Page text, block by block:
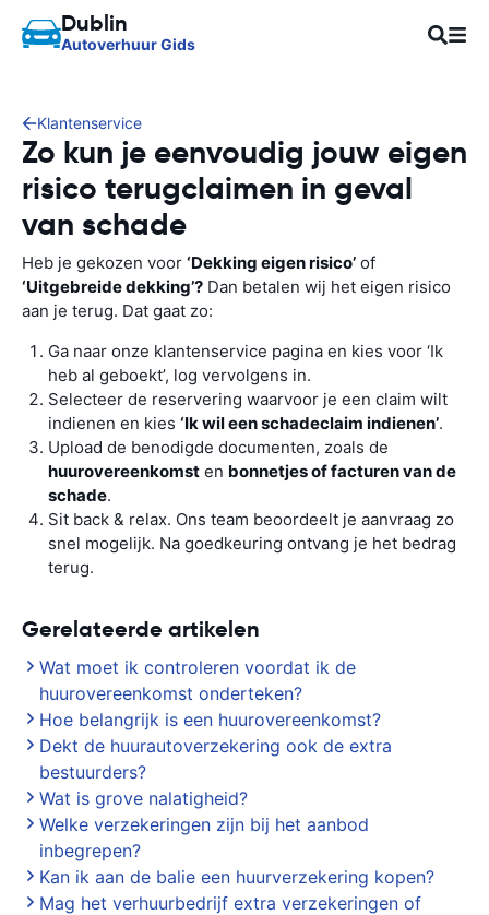
Dublin
Autoverhuur Gids
Klantenservice
Zo kun je eenvoudig jouw eigen
risico terugclaimen in geval
van schade
Heb je gekozen voor ‘Dekking eigen risico’ of
‘Uitgebreide dekking’? Dan betalen wij het eigen risico
aan je terug. Dat gaat zo:
Ga naar onze klantenservice pagina en kies voor ‘Ik
heb al geboekt’, log vervolgens in.
Selecteer de reservering waarvoor je een claim wilt
indienen en kies ‘Ik wil een schadeclaim indienen’.
Upload de benodigde documenten, zoals de
huurovereenkomst en bonnetjes of facturen van de
schade.
Sit back & relax. Ons team beoordeelt je aanvraag zo
snel mogelijk. Na goedkeuring ontvang je het bedrag
terug.
Gerelateerde artikelen
Wat moet ik controleren voordat ik de
huurovereenkomst onderteken?
Hoe belangrijk is een huurovereenkomst?
Dekt de huurautoverzekering ook de extra
bestuurders?
Wat is grove nalatigheid?
Welke verzekeringen zijn bij het aanbod
inbegrepen?
Kan ik aan de balie een huurverzekering kopen?
Mag het verhuurbedrijf extra verzekeringen of